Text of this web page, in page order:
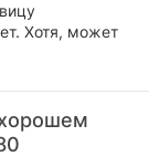
Хотя, может